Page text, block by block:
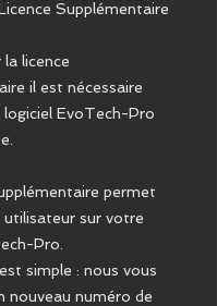
Supplémentaire
licence
il est nécessaire
logiciel EvoTech-Pro
permet
sur votre
Pro.
simple : nous vous
nouveau numéro de